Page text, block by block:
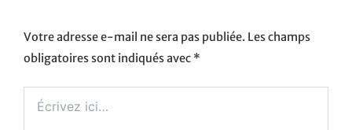
Votre adresse e-mail ne sera pas publiée. Les champs
obligatoires sont indiqués avec *
ici…